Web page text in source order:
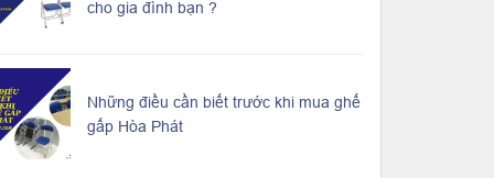
cho gia đình bạn ?
Những điều cần biết trước khi mua ghế
gấp Hòa Phát